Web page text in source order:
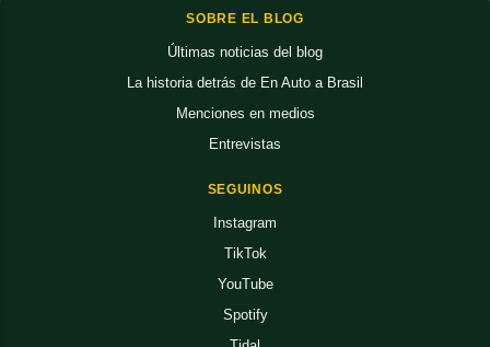
SOBRE EL BLOG
Últimas noticias del blog
La historia detrás de En Auto a Brasil
Menciones en medios
Entrevistas
SEGUINOS
Instagram
TikTok
YouTube
Spotify